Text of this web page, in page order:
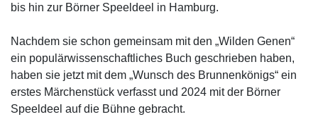
bis hin zur Börner Speeldeel in Hamburg.
Nachdem sie schon gemeinsam mit den „Wilden Genen“
ein populärwissenschaftliches Buch geschrieben haben,
haben sie jetzt mit dem „Wunsch des Brunnenkönigs“ ein
erstes Märchenstück verfasst und 2024 mit der Börner
Speeldeel auf die Bühne gebracht.